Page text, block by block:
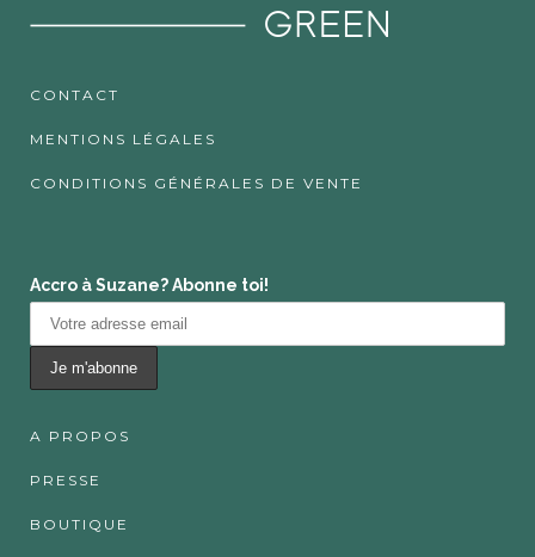
CONTACT
MENTIONS LÉGALES
CONDITIONS GÉNÉRALES DE VENTE
Accro à Suzane? Abonne toi!
A PROPOS
PRESSE
BOUTIQUE